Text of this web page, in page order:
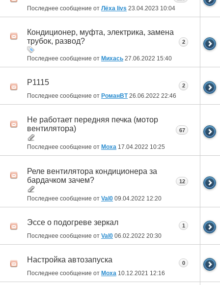
Последнее сообщение от Лёха livs 23.04.2023 10:04
Кондиционер, муфта, электрика, замена
трубок, развод?
Последнее сообщение от Михась 27.06.2022 15:40
2
P1115
Последнее сообщение от РоманВТ26.06.2022 22:46
2
Не работает передняя печка (мотор
вентилятора)
Последнее сообщение от Moxa 17.04.2022 10:25
67
Реле вентилятора кондиционера за
бардачком зачем?
Последнее сообщение от Val0 09.04.2022 12:20
12
Эссе о подогреве зеркал
Последнее сообщение от Val0 06.02.2022 20:30
1
Настройка автозапуска
Последнее сообщение от Moxa 10.12.2021 12:16
0